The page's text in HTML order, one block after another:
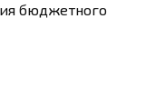
бюджетного